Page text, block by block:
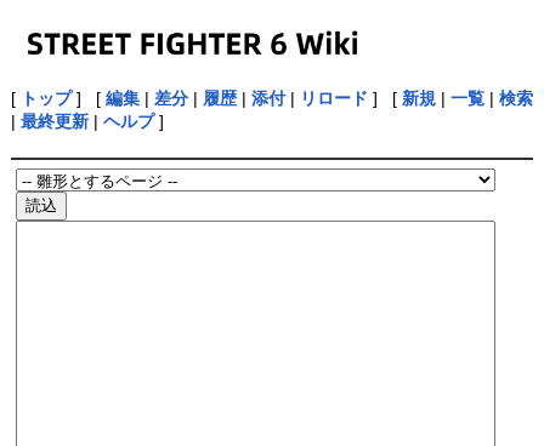
[ トップ] [ 編集| 差分| 履歴| 添付| リロード ] [ 新規| 一覧| 検索
| 最終更新| ヘルプ]